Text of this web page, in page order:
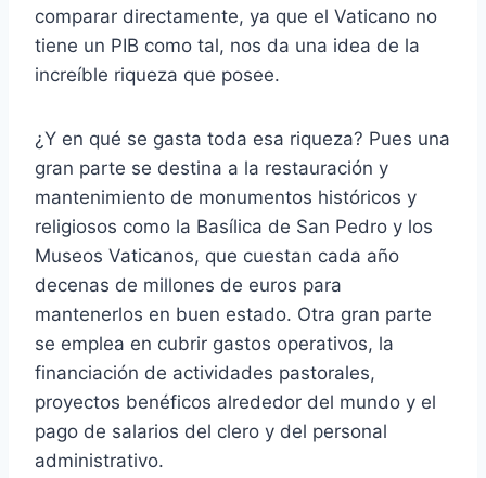
comparar directamente, ya que el Vaticano no
tiene un PIB como tal, nos da una idea de la
increíble riqueza que posee.
¿Y en qué se gasta toda esa riqueza? Pues una
gran parte se destina a la restauración y
mantenimiento de monumentos históricos y
religiosos como la Basílica de San Pedro y los
Museos Vaticanos, que cuestan cada año
decenas de millones de euros para
mantenerlos en buen estado. Otra gran parte
se emplea en cubrir gastos operativos, la
financiación de actividades pastorales,
proyectos benéficos alrededor del mundo y el
pago de salarios del clero y del personal
administrativo.